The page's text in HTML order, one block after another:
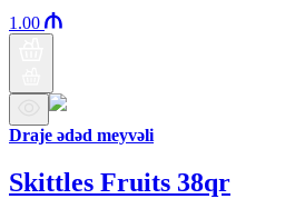
1.00
Draje ədəd meyvəli
Skittles Fruits 38qr